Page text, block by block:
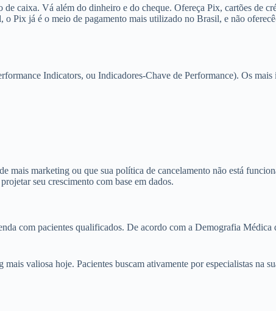
caixa. Vá além do dinheiro e do cheque. Ofereça Pix, cartões de
Pix já é o meio de pagamento mais utilizado no Brasil, e não
Indicators, ou Indicadores-Chave de Performance). Os mais
mais marketing ou que sua política de cancelamento não está
seu crescimento com base em dados.
com pacientes qualificados. De acordo com a Demografia
valiosa hoje. Pacientes buscam ativamente por especialistas na